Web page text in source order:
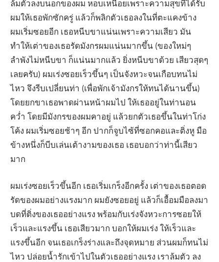
ล้มตัวลงบนอกของผม หอบเหนื่อยเพราะความสุขที่ได้รับ
ผมให้เธอพักซักครู่ แล้วก็พลิกตัวเธอลงในที่ตะแคงข้าง
ผมเริ่มซอยอีก เธอหนีบขาแน่นเพราะความเสียว มัน
ทำให้เต่าของเธอรัดมังกรผมแน่นมากขึ้น (ของใหม่ๆ
ลำพังไม่หนีบขา ก็แน่นมากแล้ว ยิ่งหนีบขาด้วย เสียวสุดๆ
เลยครับ) ผมเร่งซอยเร็วขึ้นๆ เป็นจังหวะจนเกือบทนไม่
ไหว จึงรีบเปลี่ยนท่า (เพื่อพักเจ้ามังกรให้ทนได้นานขึ้น)
โดยยกขาเธอพาดผ่านหน้าผมไป ให้เธออยู่ในท่านอน
คว่ำ โดยมีมังกรของผมคาอยู่ แล้วยกตัวเธอขึ้นในท่าโก่ง
โค้ง ผมเริ่มซอยช้าๆ อีก ปากก็จูบไซ้ที่ซอกคอและติ่งหู มือ
ข้างหนึ่งก็บีบเล่นเต้างามของเธอ เธอบอกว่าท่านี้เสียว
มาก
ผมเร่งซอยเร็วขึ้นอีก เธอเริ่มเกร็งอีกครั้ง เต่าของเธอตอด
รัดของผมอย่างแรงมาก ผมยังซอยอยู่ แล้วก็เอื้อมมือลงมา
บดที่ติ่งของเธออย่างแรง พร้อมกับเร่งจังหวะการซอยให้
เร็วและแรงขึ้น เธอเสียวมาก บอกให้ผมเร่ง ให้เร็วและ
แรงขึ้นอีก จนเธอเกร็งร่างและถึงจุดหมาย ส่วนผมก็ทนไม่
ไหว ปล่อยน้ำรักเข้าไปในตัวเธออย่างแรง เราล้มตัว ลง